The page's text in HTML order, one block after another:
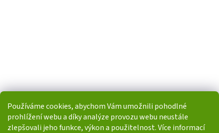
Používáme cookies, abychom Vám umožnili pohodlné
prohlížení webu a díky analýze provozu webu neustále
zlepšovali jeho funkce, výkon a použitelnost. Více informací